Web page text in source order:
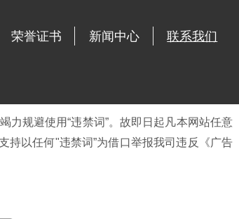
荣誉证书 新闻中心 联系我们
力规避使用“违禁词”。故即日起凡本网站任意
持以任何"违禁词”为借口举报我司违反《广告